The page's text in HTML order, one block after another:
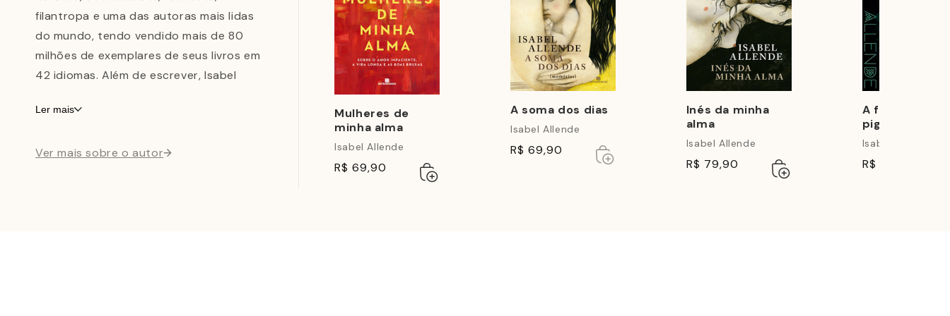
filantropa e uma das autoras mais lidas
do mundo, tendo vendido mais de 80
milhões de exemplares de seus livros em
42 idiomas. Além de escrever, Isabel
ligadas aos direitos humanos. Ela foi
honorários, incluída no California Hall of
Ler mais
Ver mais sobre o autor
Mulheres de
minha alma
Isabel Allende
R$ 69,90
Adicionar
ao
Esgotado
A soma dos dias
Isabel Allende
R$ 69,90 Esgotado
Esgotado
Inés da minha
alma
Isabel Allende
R$ 79,90
Adicionar
ao
Esgotado
A floresta dos
pigmeus (Vol.
As aventuras
águia e do
jaguar)
Isabel Allende
R$ 69,90